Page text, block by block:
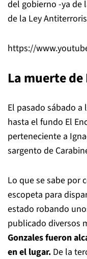
del gobierno -ya de
de la Ley
https://
La muerte
El pasado sábado a
hasta el fundo El
perteneciente a
sargento de
Lo que se sabe por
escopeta para
estado robando
publicado diversos
Gonzales fueron
en el lugar. De la